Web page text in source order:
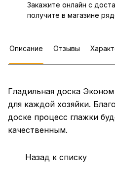
Закажите онлайн с
получите в магазине
Описание Отзывы
Гладильная доска
для каждой хозяйки.
доске процесс глажки
качественным.
Назад к списку